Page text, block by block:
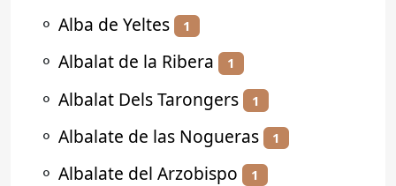
⚬ Alba de Yeltes 1
⚬ Albalat de la Ribera 1
⚬ Albalat Dels Tarongers 1
⚬ Albalate de las Nogueras 1
⚬ Albalate del Arzobispo 1